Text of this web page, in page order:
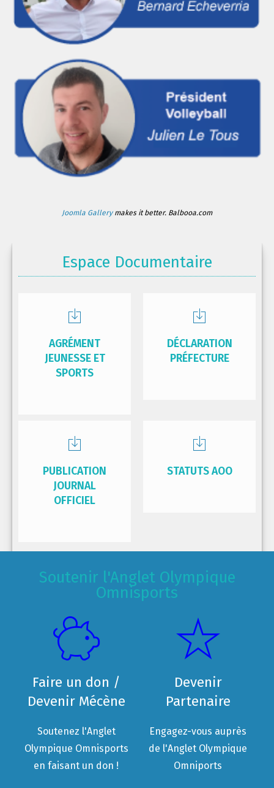
Joomla Gallerymakes it better. Balbooa.com
Espace Documentaire
AGRÉMENT
JEUNESSE ET
SPORTS
DÉCLARATION
PRÉFECTURE
PUBLICATION
JOURNAL
OFFICIEL
STATUTS AOO
Soutenir l'Anglet Olympique
Omnisports
Faire un don /
Devenir Mécène
Soutenez l'Anglet
Olympique Omnisports
en faisant un don !
Devenir
Partenaire
Engagez-vous auprès
de l'Anglet Olympique
Omniports